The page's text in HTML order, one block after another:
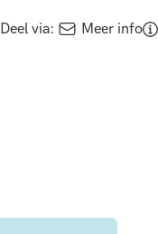
Deel via: Meer info